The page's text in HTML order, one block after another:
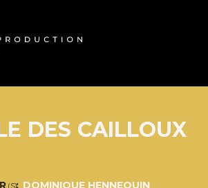
DES CAILLOUX
DOMINIQUE HENNEQUIN